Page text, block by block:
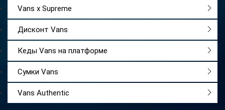
Vans x Supreme
Дисконт Vans
Кеды Vans на платформе
Сумки Vans
Vans Authentic